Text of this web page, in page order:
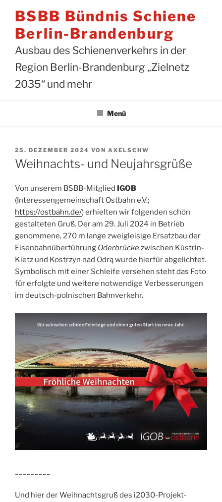
Inhalt
springen
BSBB Bündnis Schiene
Berlin-Brandenburg
Ausbau des Schienenverkehrs in der
Region Berlin-Brandenburg „Zielnetz
2035“ und mehr
Menü
VERÖFFENTLICHT
AM
25. DEZEMBER 2024 VON AXELSCHW
Weihnachts- und Neujahrsgrüße
Von unserem BSBB-Mitglied IGOB
(Interessengemeinschaft Ostbahn e.V.;
https://ostbahn.de/) erhielten wir folgenden schön
gestalteten Gruß. Der am 29. Juli 2024 in Betrieb
genommene, 270 m lange zweigleisige Ersatzbau der
Eisenbahnüberführung Oderbrückezwischen Küstrin-
Kietz und Kostrzyn nad Odrą wurde hierfür abgelichtet.
Symbolisch mit einer Schleife versehen steht das Foto
für erfolgte und weitere notwendige Verbesserungen
im deutsch-polnischen Bahnverkehr.
Und hier der Weihnachtsgruß des i2030-Projekt-